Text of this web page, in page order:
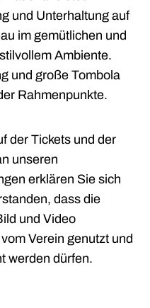
und Unterhaltung auf
im gemütlichen und
Ambiente.
und große Tombola
Rahmenpunkte.
der Tickets und der
unseren
erklären Sie sich
dass die
und Video
Verein genutzt und
werden dürfen.